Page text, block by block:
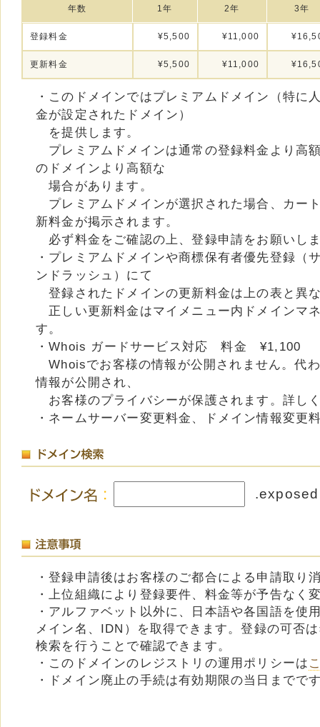
年数 1年 2年 3年
登録料金 ¥5,500 ¥11,000
更新料金 ¥5,500 ¥11,000
・このドメインではプレミアムドメイン（特に
金が設定されたドメイン）
を提供します。
プレミアムドメインは通常の登録料金より高
のドメインより高額な
場合があります。
プレミアムドメインが選択された場合、カー
新料金が掲示されます。
必ず料金をご確認の上、登録申請をお願いし
・プレミアムドメインや商標保有者優先登録（
ンドラッシュ）にて
登録されたドメインの更新料金は上の表と異
正しい更新料金はマイメニュー内ドメインマ
す。
・Whois ガードサービス対応 料金 ¥1,100
Whoisでお客様の情報が公開されません。代
情報が公開され、
お客様のプライバシーが保護されます。詳し
・ネームサーバー変更料金、ドメイン情報変更
.exposed
・登録申請後はお客様のご都合による申請取り
・上位組織により登録要件、料金等が予告なく
・アルファベット以外に、日本語や各国語を使
メイン名、IDN）を取得できます。登録の可否
検索を行うことで確認できます。
・このドメインのレジストリの運用ポリシーは
・ドメイン廃止の手続は有効期限の当日までで